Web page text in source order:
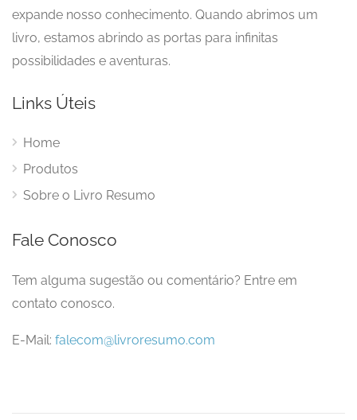
expande nosso conhecimento. Quando abrimos um
livro, estamos abrindo as portas para infinitas
possibilidades e aventuras.
Links Úteis
Home
Produtos
Sobre o Livro Resumo
Fale Conosco
Tem alguma sugestão ou comentário? Entre em
contato conosco.
E-Mail: falecom@livroresumo.com